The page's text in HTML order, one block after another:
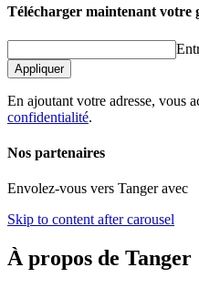
Télécharger maintenant votre
Appliquer
En ajoutant votre adresse, vous
confidentialité.
Nos partenaires
Envolez-vous vers Tanger avec
Skip to content after carousel
À propos de Tanger